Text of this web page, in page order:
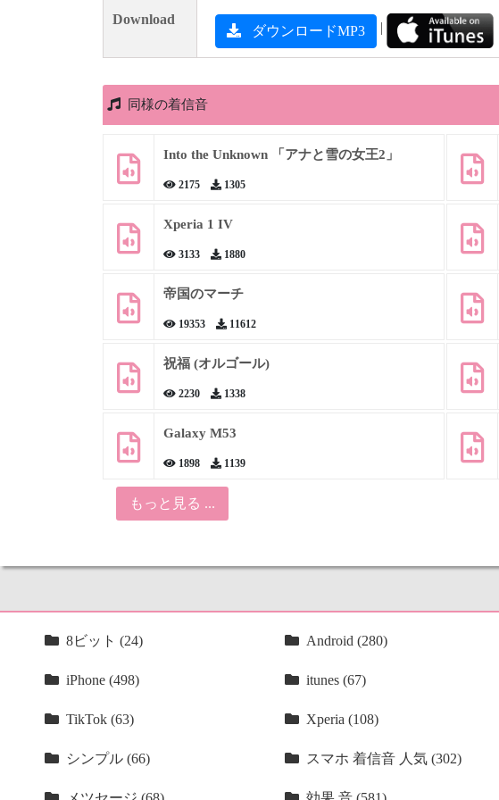
Download
ダウンロードMP3 |
同様の着信音
Into the Unknown 「アナと雪の女王2」
2175 1305
Xperia 1 IV
3133 1880
帝国のマーチ
19353 11612
祝福 (オルゴール)
2230 1338
Galaxy M53
1898 1139
もっと見る ...
8ビット (24) Android (280)
iPhone (498) itunes (67)
TikTok (63) Xperia (108)
シンプル (66) スマホ 着信音 人気 (302)